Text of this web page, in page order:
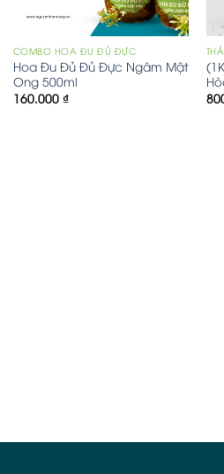
COMBO HOA ĐU ĐỦ ĐỰC
Hoa Đu Đủ Đủ Đực Ngâm Mật
Ong 500ml
160.000 ₫